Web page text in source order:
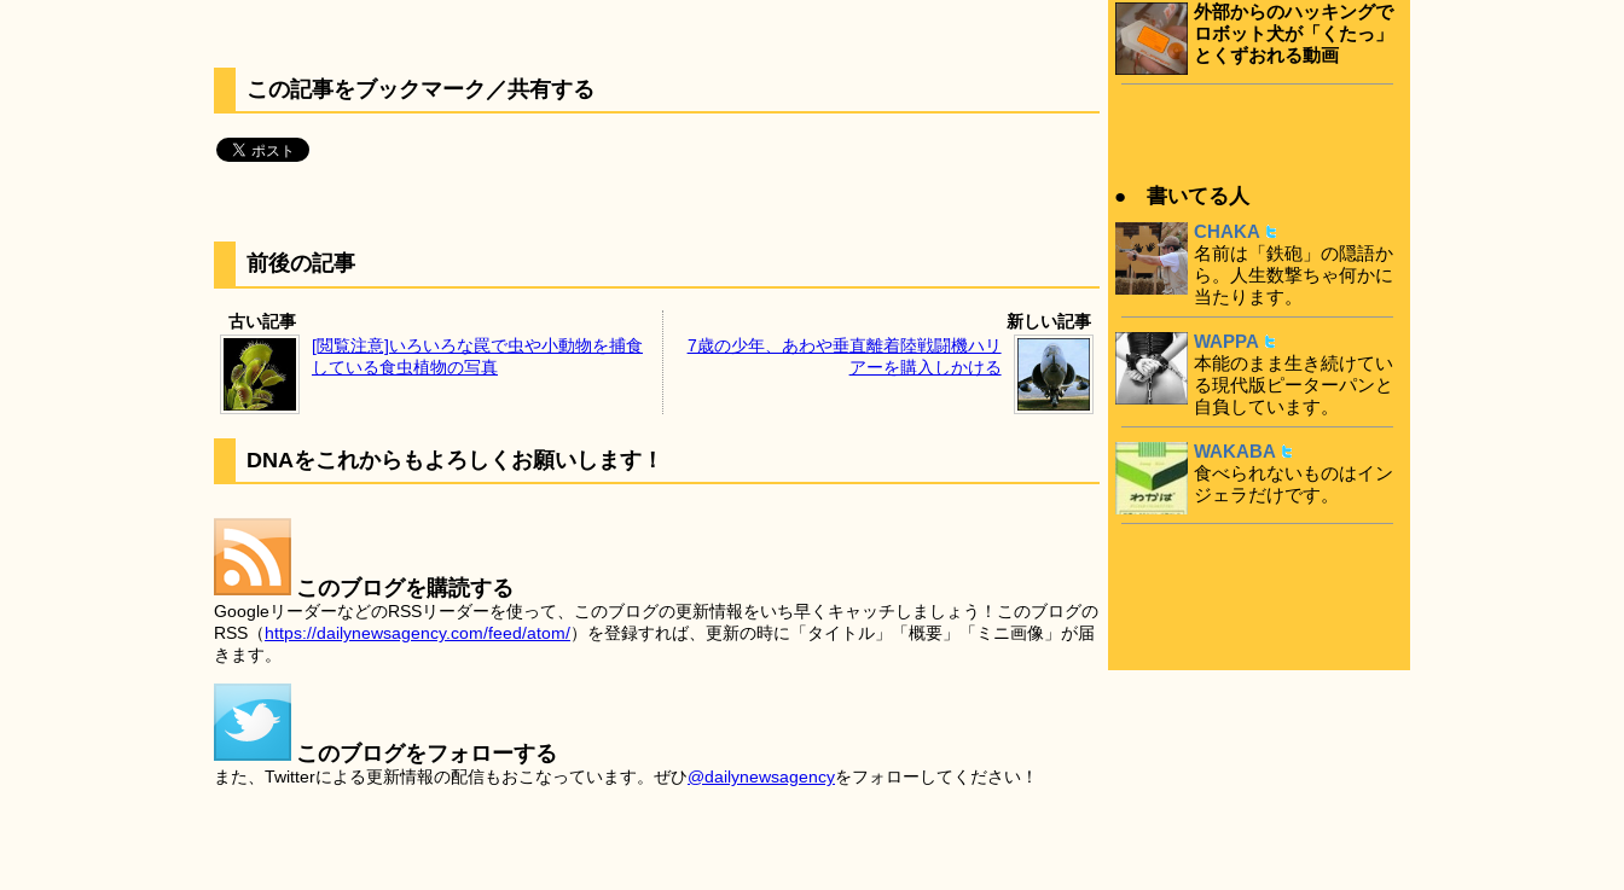
この記事をブックマーク／共有する
前後の記事
古い記事
[閲覧注意]いろいろな罠で虫や小動物を捕食
している食虫植物の写真
新しい記事
7歳の少年、あわや垂直離着陸戦闘機ハリ
アーを購入しかける
DNAをこれからもよろしくお願いします！
このブログを購読する
GoogleリーダーなどのRSSリーダーを使って、このブログの更新情報をいち早くキャッチしましょう！このブログの
RSS（https://dailynewsagency.com/feed/atom/）を登録すれば、更新の時に「タイトル」「概要」「ミニ画像」が届
きます。
このブログをフォローする
また、Twitterによる更新情報の配信もおこなっています。ぜひ@dailynewsagencyをフォローしてください！
外部からのハッキングで
ロボット犬が「くたっ」
とくずおれる動画
● 書いてる人
CHAKA
名前は「鉄砲」の隠語か
ら。人生数撃ちゃ何かに
当たります。
WAPPA
本能のまま生き続けてい
る現代版ピーターパンと
自負しています。
WAKABA
食べられないものはイン
ジェラだけです。